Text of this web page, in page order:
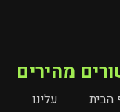
מהירים
הבית עלינו